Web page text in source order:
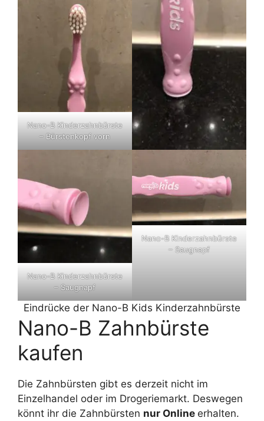
Nano-B Kinderzahnbürste
– Bürstenkopf vorn
Nano-B Kinderzahnbürste
– Saugnapf
Nano-B Kinderzahnbürste
– Saugnapf
Eindrücke der Nano-B Kids Kinderzahnbürste
Nano-B Zahnbürste
kaufen
Die Zahnbürsten gibt es derzeit nicht im
Einzelhandel oder im Drogeriemarkt. Deswegen
könnt ihr die Zahnbürsten nur Online erhalten.